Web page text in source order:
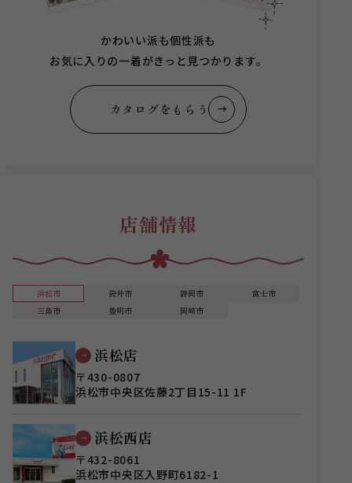
かわいい派も個性派も
お気に入りの一着がきっと見つかります。
カタログをもらう
店舗情報
浜松市 袋井市 静岡市
富士市
三島市
豊明市 岡崎市
浜松店
〒430-0807
浜松市中央区佐藤2丁目15-11 1F
浜松西店
〒432-8061
浜松市中央区入野町6182-1